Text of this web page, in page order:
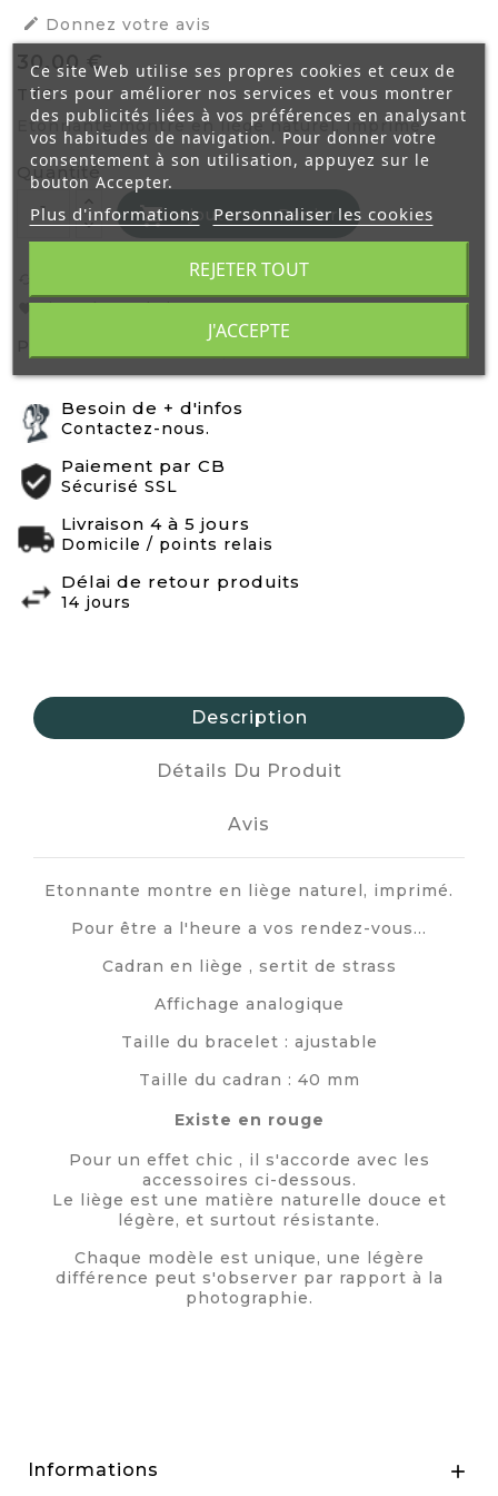
Ce site Web utilise ses propres cookies et ceux de
tiers pour améliorer nos services et vous montrer
des publicités liées à vos préférences en analysant
vos habitudes de navigation. Pour donner votre
consentement à son utilisation, appuyez sur le
bouton Accepter.
Plus d'informations Personnaliser les cookies
REJETER TOUT
J'ACCEPTE
 Donnez votre avis
30,00 €
TTC
Etonnante montre en liège naturel, imprimé
Quantité
 Ajouter Au Panier
Ajouter pour comparer
Liste de Souhaits
Besoin de + d'infos
Contactez-nous.
Paiement par CB
Sécurisé SSL
Livraison 4 à 5 jours
Domicile / points relais
Délai de retour produits
14 jours
Description
Détails Du Produit
Avis
Etonnante montre en liège naturel, imprimé.
Pour être a l'heure a vos rendez-vous…
Cadran en liège , sertit de strass
Affichage analogique
Taille du bracelet : ajustable
Taille du cadran : 40 mm
Existe en rouge
Pour un effet chic , il s'accorde avec les
accessoires ci-dessous.
Le liège est une matière naturelle douce et
légère, et surtout résistante.
Chaque modèle est unique, une légère
différence peut s'observer par rapport à la
photographie.
Informations 